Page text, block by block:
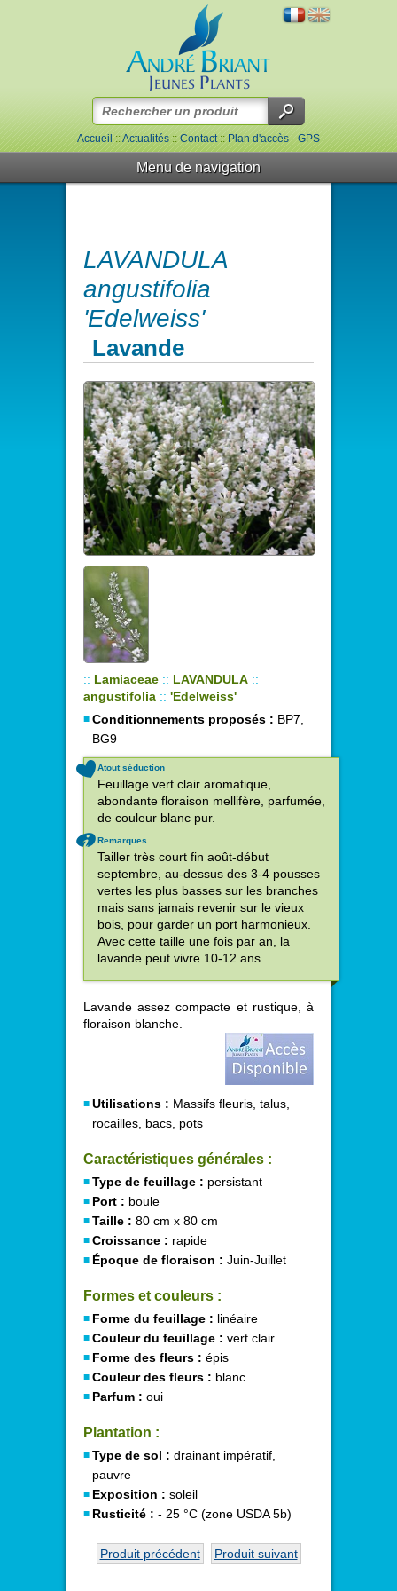
Accueil::Actualités::Contact::Plan d'accès - GPS
Menu de navigation
LAVANDULA
angustifolia
'Edelweiss'
Lavande
:: Lamiaceae :: LAVANDULA ::
angustifolia :: 'Edelweiss'
Conditionnements proposés : BP7,
BG9
Atout séduction
Feuillage vert clair aromatique,
abondante floraison mellifère, parfumée,
de couleur blanc pur.
Remarques
Tailler très court fin août-début
septembre, au-dessus des 3-4 pousses
vertes les plus basses sur les branches
mais sans jamais revenir sur le vieux
bois, pour garder un port harmonieux.
Avec cette taille une fois par an, la
lavande peut vivre 10-12 ans.
Lavande assez compacte et rustique, à
floraison blanche.
Utilisations : Massifs fleuris, talus,
rocailles, bacs, pots
Caractéristiques générales :
Type de feuillage : persistant
Port : boule
Taille : 80 cm x 80 cm
Croissance : rapide
Époque de floraison : Juin-Juillet
Formes et couleurs :
Forme du feuillage : linéaire
Couleur du feuillage : vert clair
Forme des fleurs : épis
Couleur des fleurs : blanc
Parfum : oui
Plantation :
Type de sol : drainant impératif,
pauvre
Exposition : soleil
Rusticité : - 25 °C (zone USDA 5b)
Produit précédent Produit suivant